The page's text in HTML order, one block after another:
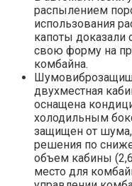
распылением
использования
капоты доказали
свою форму на
комбайна.
двухместная
оснащена
холодильным
защищен от
решения по
объем кабины
место для